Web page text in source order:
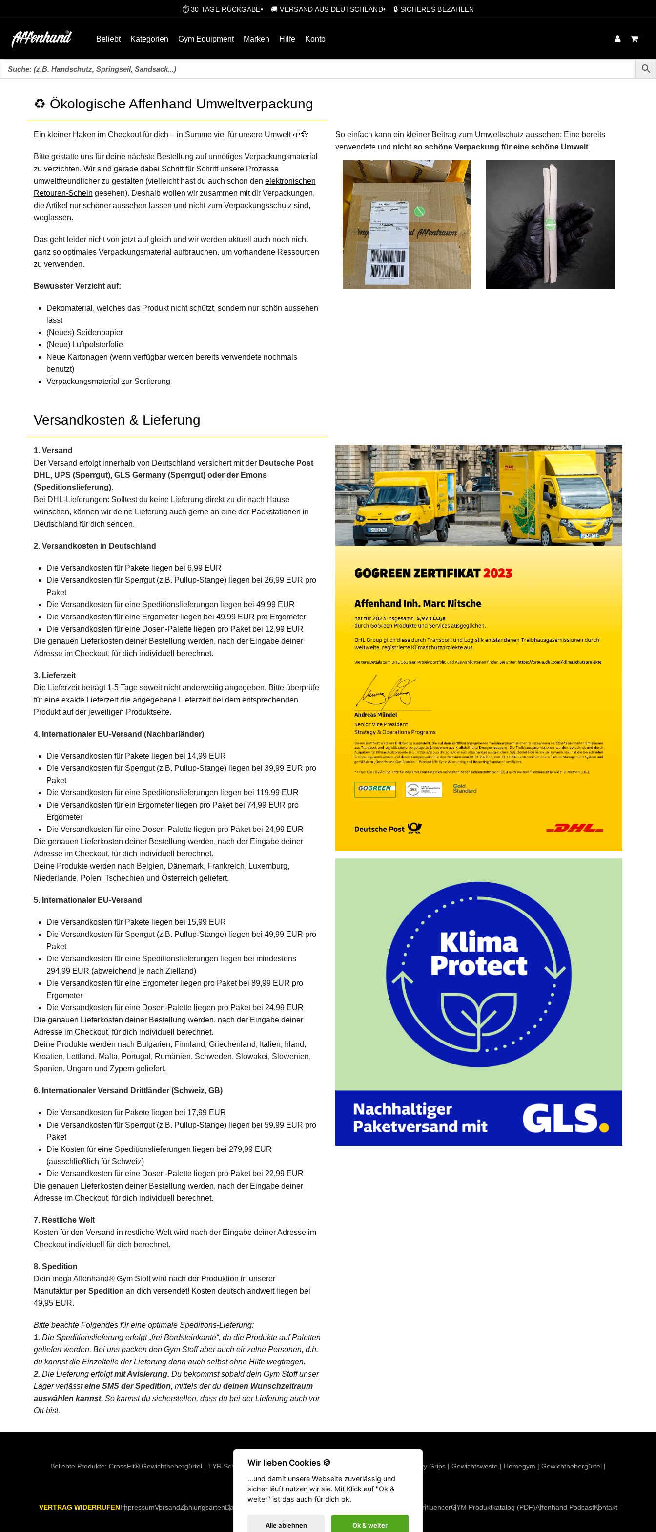
⏱️ 30 TAGE RÜCKGABE 🚚 VERSAND AUS DEUTSCHLAND 🔒 SICHERES BEZAHLEN
Beliebt Kategorien Gym Equipment Marken Hilfe Konto
♻️ Ökologische Affenhand Umweltverpackung
Ein kleiner Haken im Checkout für dich – in Summe viel für unsere Umwelt 🌱🐵
Bitte gestatte uns für deine nächste Bestellung auf unnötiges Verpackungsmaterial
zu verzichten. Wir sind gerade dabei Schritt für Schritt unsere Prozesse
umweltfreundlicher zu gestalten (vielleicht hast du auch schon den elektronischen
Retouren-Schein gesehen). Deshalb wollen wir zusammen mit dir Verpackungen,
die Artikel nur schöner aussehen lassen und nicht zum Verpackungsschutz sind,
weglassen.
Das geht leider nicht von jetzt auf gleich und wir werden aktuell auch noch nicht
ganz so optimales Verpackungsmaterial aufbrauchen, um vorhandene Ressourcen
zu verwenden.
Bewusster Verzicht auf:
Dekomaterial, welches das Produkt nicht schützt, sondern nur schön aussehen
lässt
(Neues) Seidenpapier
(Neue) Luftpolsterfolie
Neue Kartonagen (wenn verfügbar werden bereits verwendete nochmals
benutzt)
Verpackungsmaterial zur Sortierung
So einfach kann ein kleiner Beitrag zum Umweltschutz aussehen: Eine bereits
verwendete und nicht so schöne Verpackung für eine schöne Umwelt.
Versandkosten & Lieferung
1. Versand
Der Versand erfolgt innerhalb von Deutschland versichert mit der Deutsche Post
DHL, UPS (Sperrgut), GLS Germany (Sperrgut) oder der Emons
(Speditionslieferung).
Bei DHL-Lieferungen: Solltest du keine Lieferung direkt zu dir nach Hause
wünschen, können wir deine Lieferung auch gerne an eine der Packstationen in
Deutschland für dich senden.
2. Versandkosten in Deutschland
Die Versandkosten für Pakete liegen bei 6,99 EUR
Die Versandkosten für Sperrgut (z.B. Pullup-Stange) liegen bei 26,99 EUR pro
Paket
Die Versandkosten für eine Speditionslieferungen liegen bei 49,99 EUR
Die Versandkosten für eine Ergometer liegen bei 49,99 EUR pro Ergometer
Die Versandkosten für eine Dosen-Palette liegen pro Paket bei 12,99 EUR
Die genauen Lieferkosten deiner Bestellung werden, nach der Eingabe deiner
Adresse im Checkout, für dich individuell berechnet.
3. Lieferzeit
Die Lieferzeit beträgt 1-5 Tage soweit nicht anderweitig angegeben. Bitte überprüfe
für eine exakte Lieferzeit die angegebene Lieferzeit bei dem entsprechenden
Produkt auf der jeweiligen Produktseite.
4. Internationaler EU-Versand (Nachbarländer)
Die Versandkosten für Pakete liegen bei 14,99 EUR
Die Versandkosten für Sperrgut (z.B. Pullup-Stange) liegen bei 39,99 EUR pro
Paket
Die Versandkosten für eine Speditionslieferungen liegen bei 119,99 EUR
Die Versandkosten für ein Ergometer liegen pro Paket bei 74,99 EUR pro
Ergometer
Die Versandkosten für eine Dosen-Palette liegen pro Paket bei 24,99 EUR
Die genauen Lieferkosten deiner Bestellung werden, nach der Eingabe deiner
Adresse im Checkout, für dich individuell berechnet.
Deine Produkte werden nach Belgien, Dänemark, Frankreich, Luxemburg,
Niederlande, Polen, Tschechien und Österreich geliefert.
5. Internationaler EU-Versand
Die Versandkosten für Pakete liegen bei 15,99 EUR
Die Versandkosten für Sperrgut (z.B. Pullup-Stange) liegen bei 49,99 EUR pro
Paket
Die Versandkosten für eine Speditionslieferungen liegen bei mindestens
294,99 EUR (abweichend je nach Zielland)
Die Versandkosten für eine Ergometer liegen pro Paket bei 89,99 EUR pro
Ergometer
Die Versandkosten für eine Dosen-Palette liegen pro Paket bei 24,99 EUR
Die genauen Lieferkosten deiner Bestellung werden, nach der Eingabe deiner
Adresse im Checkout, für dich individuell berechnet.
Deine Produkte werden nach Bulgarien, Finnland, Griechenland, Italien, Irland,
Kroatien, Lettland, Malta, Portugal, Rumänien, Schweden, Slowakei, Slowenien,
Spanien, Ungarn und Zypern geliefert.
6. Internationaler Versand Drittländer (Schweiz, GB)
Die Versandkosten für Pakete liegen bei 17,99 EUR
Die Versandkosten für Sperrgut (z.B. Pullup-Stange) liegen bei 59,99 EUR pro
Paket
Die Kosten für eine Speditionslieferungen liegen bei 279,99 EUR
(ausschließlich für Schweiz)
Die Versandkosten für eine Dosen-Palette liegen pro Paket bei 22,99 EUR
Die genauen Lieferkosten deiner Bestellung werden, nach der Eingabe deiner
Adresse im Checkout, für dich individuell berechnet.
7. Restliche Welt
Kosten für den Versand in restliche Welt wird nach der Eingabe deiner Adresse im
Checkout individuell für dich berechnet.
8. Spedition
Dein mega Affenhand® Gym Stoff wird nach der Produktion in unserer
Manufaktur per Spedition an dich versendet! Kosten deutschlandweit liegen bei
49,95 EUR.
Bitte beachte Folgendes für eine optimale Speditions-Lieferung:
1. Die Speditionslieferung erfolgt „frei Bordsteinkante“, da die Produkte auf Paletten
geliefert werden. Bei uns packen den Gym Stoff aber auch einzelne Personen, d.h.
du kannst die Einzelteile der Lieferung dann auch selbst ohne Hilfe wegtragen.
2. Die Lieferung erfolgtmit Avisierung. Du bekommst sobald dein Gym Stoff unser
Lager verlässteine SMS der Spedition, mittels der dudeinen Wunschzeitraum
auswählen kannst. So kannst du sicherstellen, dass du bei der Lieferung auch vor
Ort bist.
Beliebte Produkte: CrossFit® Gewichthebergürtel | TYR Schuhe |Fitness Geräte|Klimmzugstangen Victory Grips | Gewichtsweste | Homegym | Gewichthebergürtel |
Springseile |Hyrox Equipment|ATHX Equipment
VERTRAG WIDERRUFENImpressumVersandZahlungsartenDatenschutz InfluencerGYM Produktkatalog (PDF)Affenhand PodcastKontakt
Wir lieben Cookies 🍪
...und damit unsere Webseite zuverlässig und
sicher läuft nutzen wir sie. Mit Klick auf "Ok &
weiter" ist das auch für dich ok.
Alle ablehnen Ok & weiter